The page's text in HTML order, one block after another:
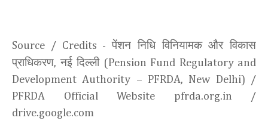
Source / Credits - पेंशन निधि विनियामक और विकास
प्राधिकरण, नई दिल्ली(Pension Fund Regulatory and
Development Authority – PFRDA, New Delhi) /
PFRDA Official Website pfrda.org.in /
drive.google.com